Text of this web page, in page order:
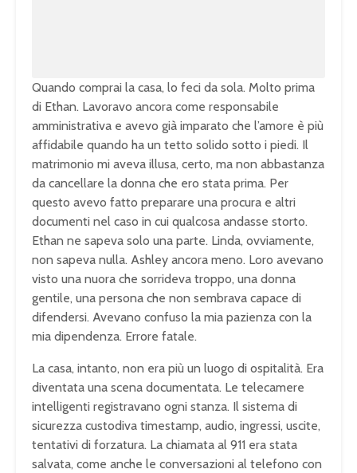
Quando comprai la casa, lo feci da sola. Molto prima
di Ethan. Lavoravo ancora come responsabile
amministrativa e avevo già imparato che l’amore è più
affidabile quando ha un tetto solido sotto i piedi. Il
matrimonio mi aveva illusa, certo, ma non abbastanza
da cancellare la donna che ero stata prima. Per
questo avevo fatto preparare una procura e altri
documenti nel caso in cui qualcosa andasse storto.
Ethan ne sapeva solo una parte. Linda, ovviamente,
non sapeva nulla. Ashley ancora meno. Loro avevano
visto una nuora che sorrideva troppo, una donna
gentile, una persona che non sembrava capace di
difendersi. Avevano confuso la mia pazienza con la
mia dipendenza. Errore fatale.
La casa, intanto, non era più un luogo di ospitalità. Era
diventata una scena documentata. Le telecamere
intelligenti registravano ogni stanza. Il sistema di
sicurezza custodiva timestamp, audio, ingressi, uscite,
tentativi di forzatura. La chiamata al 911 era stata
salvata, come anche le conversazioni al telefono con